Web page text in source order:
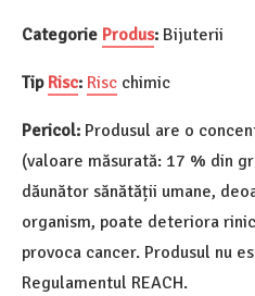
Categorie Produs: Bijuterii
Tip Risc: Risc chimic
Pericol: Produsul are o
(valoare măsurată: 17 % din
dăunător sănătății umane,
organism, poate deteriora
provoca cancer. Produsul nu
Regulamentul REACH.